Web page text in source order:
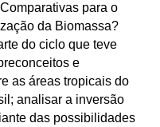
para o
da Biomassa?
do ciclo que teve
e
as áreas tropicais do
analisar a inversão
das possibilidades